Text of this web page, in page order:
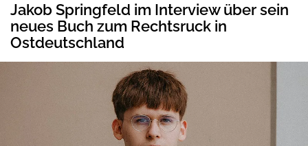
Jakob Springfeld im Interview über sein
neues Buch zum Rechtsruck in
Ostdeutschland